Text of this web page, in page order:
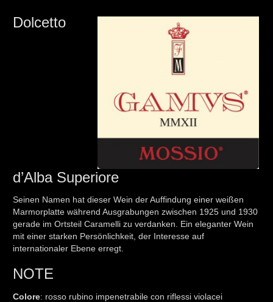
Dolcetto
d’Alba Superiore
Seinen Namen hat dieser Wein der Auffindung einer weißen
Marmorplatte während Ausgrabungen zwischen 1925 und 1930
gerade im Ortsteil Caramelli zu verdanken. Ein eleganter Wein
mit einer starken Persönlichkeit, der Interesse auf
internationaler Ebene erregt.
NOTE
Colore: rosso rubino impenetrabile con riflessi violacei